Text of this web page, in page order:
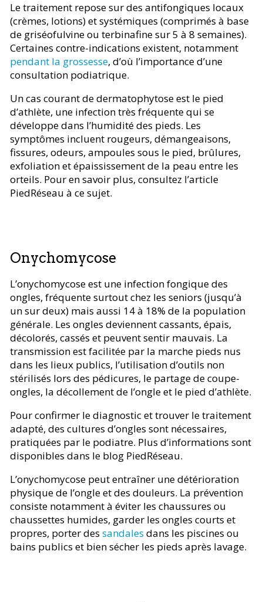
Le traitement repose sur des antifongiques locaux
(crèmes, lotions) et systémiques (comprimés à base
de griséofulvine ou terbinafine sur 5 à 8 semaines).
Certaines contre-indications existent, notamment
pendant la grossesse, d’où l’importance d’une
consultation podiatrique.
Un cas courant de dermatophytose est le pied
d’athlète, une infection très fréquente qui se
développe dans l’humidité des pieds. Les
symptômes incluent rougeurs, démangeaisons,
fissures, odeurs, ampoules sous le pied, brûlures,
exfoliation et épaississement de la peau entre les
orteils. Pour en savoir plus, consultez l’article
PiedRéseau à ce sujet.
Onychomycose
L’onychomycose est une infection fongique des
ongles, fréquente surtout chez les seniors (jusqu’à
un sur deux) mais aussi 14 à 18% de la population
générale. Les ongles deviennent cassants, épais,
décolorés, cassés et peuvent sentir mauvais. La
transmission est facilitée par la marche pieds nus
dans les lieux publics, l’utilisation d’outils non
stérilisés lors des pédicures, le partage de coupe-
ongles, la décollement de l’ongle et le pied d’athlète.
Pour confirmer le diagnostic et trouver le traitement
adapté, des cultures d’ongles sont nécessaires,
pratiquées par le podiatre. Plus d’informations sont
disponibles dans le blog PiedRéseau.
L’onychomycose peut entraîner une détérioration
physique de l’ongle et des douleurs. La prévention
consiste notamment à éviter les chaussures ou
chaussettes humides, garder les ongles courts et
propres, porter des sandales dans les piscines ou
bains publics et bien sécher les pieds après lavage.